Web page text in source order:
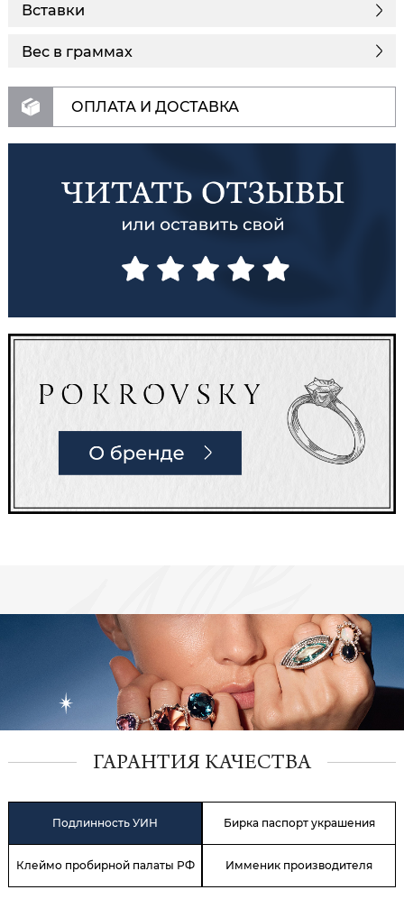
Вставки
Вес в граммах
ОПЛАТА И ДОСТАВКА
ГАРАНТИЯ КАЧЕСТВА
Подлинность УИН Бирка паспорт украшения
Клеймо пробирной палаты РФ Имменик производителя